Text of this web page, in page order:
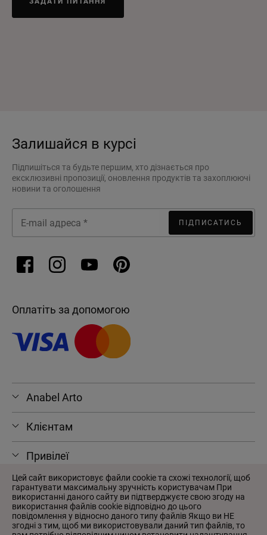
Залишайся в курсі
Підпишіться та будьте першим, хто дізнається про
ексклюзивні пропозиції, оновлення продуктів та захоплюючі
новини та оголошення
ПІДПИСАТИСЬ
Оплатіть за допомогою
Anabel Arto
Клієнтам
Привілеї
© 2026 Anabel Arto
Угода користувача
Цей сайт використовує файли cookie та схожі технології, щоб
гарантувати максимальну зручність користувачам При
використанні даного сайту ви підтверджуєте свою згоду на
використання файлів cookie відповідно до цього
повідомлення у відносно даного типу файлів Якщо ви НЕ
згодні з тим, щоб ми використовували даний тип файлів, то